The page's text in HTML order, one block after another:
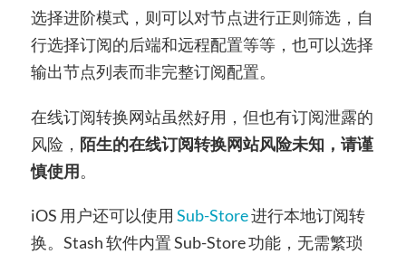
选择进阶模式，则可以对节点进行正则筛选，自
行选择订阅的后端和远程配置等等，也可以选择
输出节点列表而非完整订阅配置。
在线订阅转换网站虽然好用，但也有订阅泄露的
风险， 陌生的在线订阅转换网站风险未知，请谨
慎使用。
iOS 用户还可以使用 Sub-Store进行本地订阅转
换。Stash 软件内置 Sub-Store 功能，无需繁琐